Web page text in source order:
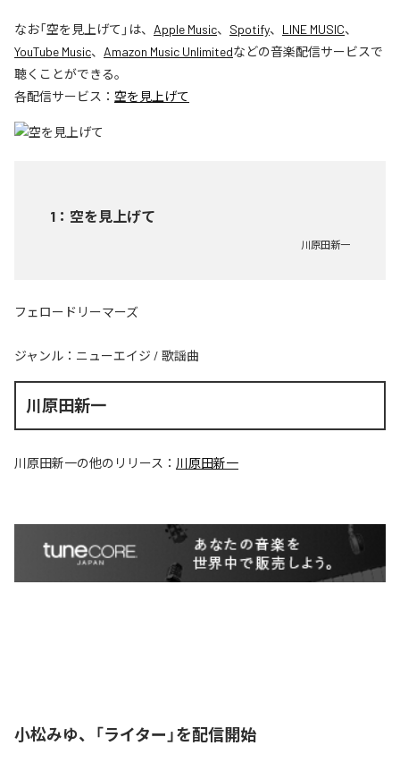
なお「空を見上げて 」は、 Apple Music、 Spotify、 LINE MUSIC、
YouTube Music、 Amazon Music Unlimitedなどの音楽配信サービスで
聴くことができる。
各配信サービス： 空を見上げて
1 ： 空を見上げて
川原田新一
フェロードリーマーズ
ジャンル： ニューエイジ / 歌謡曲
川原田新一
川原田新一の他のリリース： 川原田新一
小松みゆ、「ライター」を配信開始